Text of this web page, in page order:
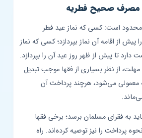
صحیح فطریه
است: کسی که نماز عید فطر
از اقامه آن نماز بپردازد؛ کسی که نماز
تا پیش از ظهر روز عید آن را بپردازد.
از نظر بسیاری از فقها موجب تبدیل
می‌شود، هرچند پرداخت آن
فقرای مسلمان برسد؛ برخی فقها
را نیز توصیه کرده‌اند. راه